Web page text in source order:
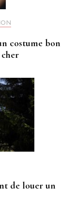
costume bon
de louer un